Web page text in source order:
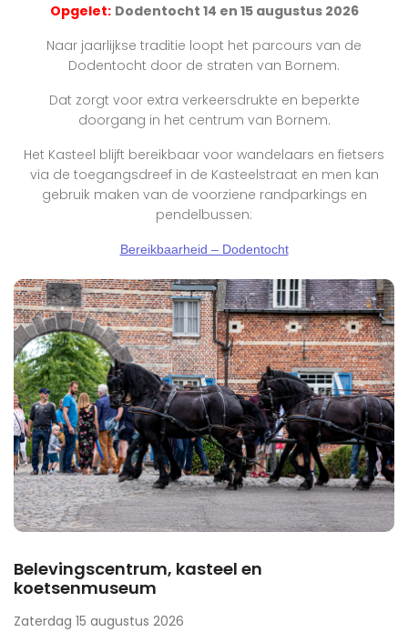
Opgelet: Dodentocht 14 en 15 augustus 2026
Naar jaarlijkse traditie loopt het parcours van de
Dodentocht door de straten van Bornem.
Dat zorgt voor extra verkeersdrukte en beperkte
doorgang in het centrum van Bornem.
Het Kasteel blijft bereikbaar voor wandelaars en fietsers
via de toegangsdreef in de Kasteelstraat en men kan
gebruik maken van de voorziene randparkings en
pendelbussen:
Bereikbaarheid – Dodentocht
Belevingscentrum, kasteel en
koetsenmuseum
Zaterdag 15 augustus 2026